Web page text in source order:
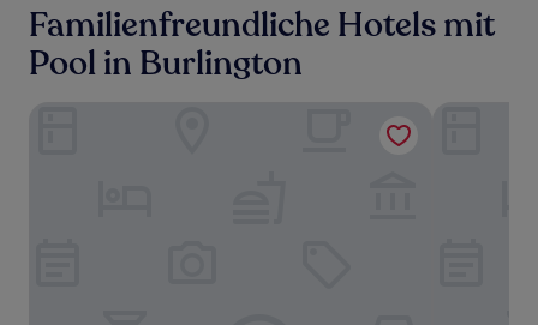
1 Übernachtung
von
2 Erwachsenen
wurde.
Familienfreundliche Hotels mit
Pool in Burlington
Hotel Vermont The